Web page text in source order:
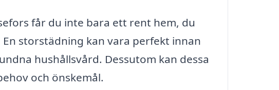
får du inte bara ett rent hem, du
storstädning kan vara perfekt innan
hushållsvård. Dessutom kan dessa
och önskemål.